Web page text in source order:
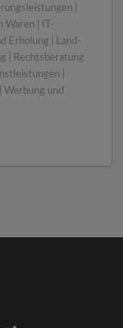
|
Waren | IT-
Erholung | Land-
| Rechtsberatung
|
Werbung und